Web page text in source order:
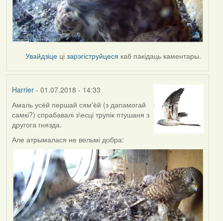
Увайдзіце цізарэгіструйцеся каб пакідаць каментары.
Harrier- 01.07.2018 - 14:33
Амаль усёй першай сям'ёй (з дапамогай
самкі?) спрабавалі з\есці трупік птушаня з
другога гнязда.
Але атрымалася не вельмі добра: